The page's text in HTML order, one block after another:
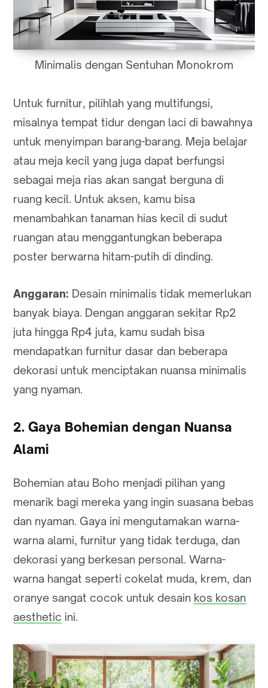
Minimalis dengan Sentuhan Monokrom
Untuk furnitur, pilihlah yang multifungsi,
misalnya tempat tidur dengan laci di bawahnya
untuk menyimpan barang-barang. Meja belajar
atau meja kecil yang juga dapat berfungsi
sebagai meja rias akan sangat berguna di
ruang kecil. Untuk aksen, kamu bisa
menambahkan tanaman hias kecil di sudut
ruangan atau menggantungkan beberapa
poster berwarna hitam-putih di dinding.
Anggaran: Desain minimalis tidak memerlukan
banyak biaya. Dengan anggaran sekitar Rp2
juta hingga Rp4 juta, kamu sudah bisa
mendapatkan furnitur dasar dan beberapa
dekorasi untuk menciptakan nuansa minimalis
yang nyaman.
2. Gaya Bohemian dengan Nuansa
Alami
Bohemian atau Boho menjadi pilihan yang
menarik bagi mereka yang ingin suasana bebas
dan nyaman. Gaya ini mengutamakan warna-
warna alami, furnitur yang tidak terduga, dan
dekorasi yang berkesan personal. Warna-
warna hangat seperti cokelat muda, krem, dan
oranye sangat cocok untuk desain kos kosan
aesthetic ini.